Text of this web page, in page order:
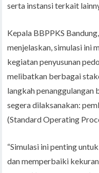
serta instansi terkait
Kepala BBPPKS
menjelaskan, simulasi ini
kegiatan penyusunan
melibatkan berbagai
langkah penanggulangan
segera dilaksanakan:
(Standard Operating
“Simulasi ini penting
dan memperbaiki